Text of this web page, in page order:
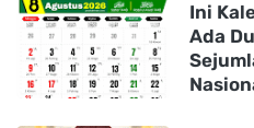
Ini
Ada